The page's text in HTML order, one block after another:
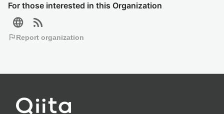
For those interested in this Organization
language rss_feed
flagReport organization